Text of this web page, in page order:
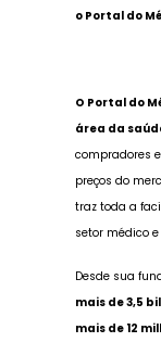
o Portal do
O Portal do
área da
compradores
preços do
traz toda a
setor médico
Desde sua
mais de 3,5
mais de 12